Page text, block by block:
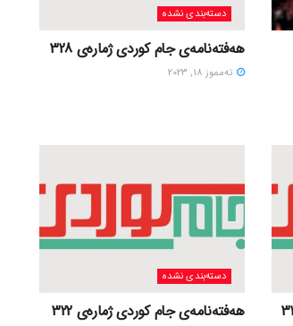
دسته‌بندی نشده
هەفتەنامەی جام کوردی ژمارەی 328
ته‌مموز 18, 2023
دسته‌بندی نشده
هەفتەنامەی جام کوردی ژمارەی 322